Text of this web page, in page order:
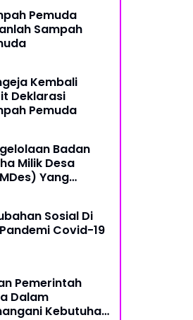
Pemuda
Sampah
Kembali
Deklarasi
Pemuda
Badan
Milik Desa
Yang
Sosial Di
Covid-19
Pemerintah
Dalam
Kebutuhan